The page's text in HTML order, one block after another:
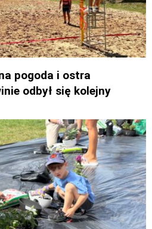
pogoda i ostra
odbył się kolejny